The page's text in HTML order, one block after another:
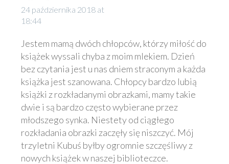
24 października 2018 at
18:44
Jestem mamą dwóch chłopców, którzy miłość do
książek wyssali chyba z moim mlekiem. Dzień
bez czytania jest u nas dniem straconym a każda
książka jest szanowana. Chłopcy bardzo lubią
książki z rozkładanymi obrazkami, mamy takie
dwie i są bardzo często wybierane przez
młodszego synka. Niestety od ciągłego
rozkładania obrazki zaczęły się niszczyć. Mój
trzyletni Kubuś byłby ogromnie szczęśliwy z
nowych książek w naszej biblioteczce.